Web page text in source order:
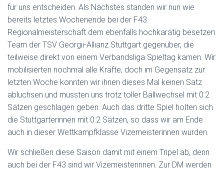
für uns entscheiden. Als Nächstes standen wir nun wie
bereits letztes Wochenende bei der F43
Regionalmeisterschaft dem ebenfalls hochkarätig besetzen
Team der TSV Georgii-Allianz Stuttgart gegenüber, die
teilweise direkt von einem Verbandsliga Spieltag kamen. Wir
mobilisierten nochmal alle Kräfte, doch im Gegensatz zur
letzten Woche konnten wir ihnen dieses Mal keinen Satz
abluchsen und mussten uns trotz toller Ballwechsel mit 0:2
Sätzen geschlagen geben. Auch das dritte Spiel holten sich
die Stuttgarterinnen mit 0:2 Sätzen, so dass wir am Ende
auch in dieser Wettkampfklasse Vizemeisterinnen wurden.
Wir schließen diese Saison damit mit einem Tripel ab, denn
auch bei der F43 sind wir Vizemeisterinnen. Zur DM werden